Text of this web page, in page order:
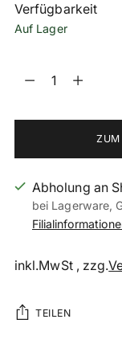
Verfügbarkeit
Auf Lager
Menge
ZUM
Abholung an
bei Lagerware,
inkl.MwSt , zzg.
TEILEN